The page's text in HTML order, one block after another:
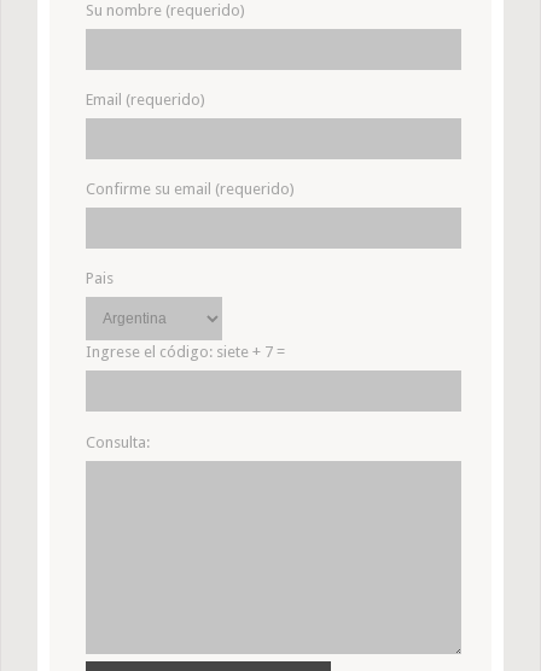
Su nombre (requerido)
Email (requerido)
Confirme su email (requerido)
Pais
Ingrese el código: siete + 7 =
Consulta: